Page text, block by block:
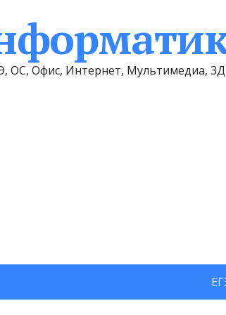
ОС, Офис, Интернет, Мультимедиа,